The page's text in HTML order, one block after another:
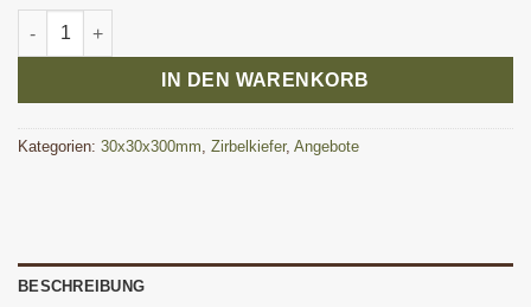
Zirbelkiefer Kantel 30x30x300 mm Menge
IN DEN WARENKORB
Kategorien: 30x30x300mm, Zirbelkiefer, Angebote
BESCHREIBUNG